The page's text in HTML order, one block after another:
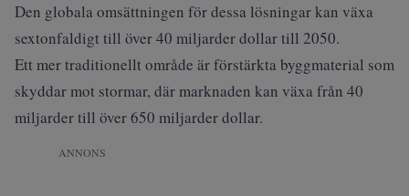
Den globala omsättningen för dessa lösningar kan växa
sextonfaldigt till över 40 miljarder dollar till 2050.
Ett mer traditionellt område är förstärkta byggmaterial som
skyddar mot stormar, där marknaden kan växa från 40
miljarder till över 650 miljarder dollar.
ANNONS